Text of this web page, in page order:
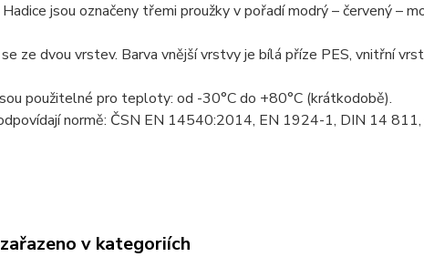
Hadice jsou označeny třemi proužky v pořadí modrý – červený –
ze dvou vrstev. Barva vnější vrstvy je bílá příze PES, vnitřní
použitelné pro teploty: od -30°C do +80°C (krátkodobě).
normě: ČSN EN 14540:2014, EN 1924-1, DIN 14
v kategoriích